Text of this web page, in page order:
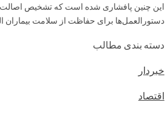
این چنین پافشاری شده است که تشخیص اصالت
دستورالعمل‌ها برای حفاظت از سلامت بیماران
دسته بندی مطالب
خبردار
اقتصاد